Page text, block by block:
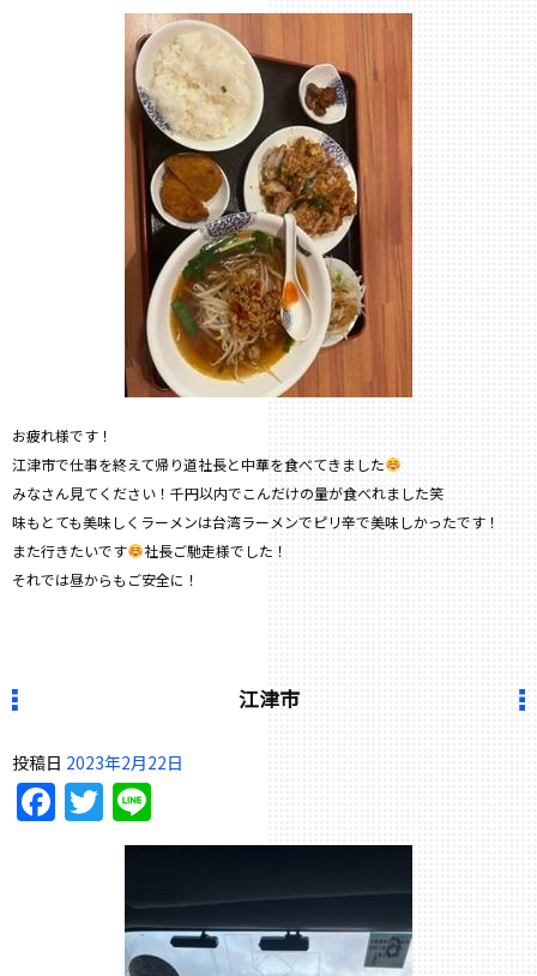
お疲れ様です！
江津市で仕事を終えて帰り道社長と中華を食べてきました
みなさん見てください！千円以内でこんだけの量が食べれました笑
味もとても美味しくラーメンは台湾ラーメンでピリ辛で美味しかったです！
また行きたいです
社長ご馳走様でした！
それでは昼からもご安全に！
江津市
投稿日 2023年2月22日
Facebook
Twitter